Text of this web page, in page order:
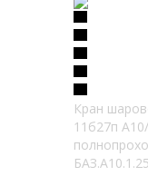
Кран
11б27п
БАЗ.А10.1.25